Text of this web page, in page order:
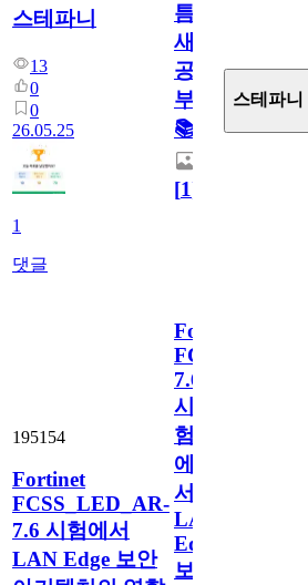
스테파니
13
0
0
26.05.25
1
댓글
틈
새
공
부!
📚
[1]
스테파니
195154
Fortinet
FCSS_LED_AR-
7.6 시험에서
LAN Edge 보안
Fortinet
7.6
시
험
에
서
LAN
Edge
보